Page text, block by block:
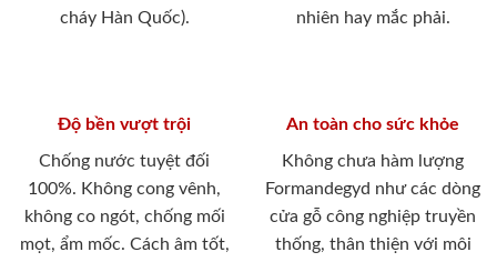
cháy Hàn Quốc).
nhiên hay mắc phải.
Độ bền vượt trội
Chống nước tuyệt đối
100%. Không cong vênh,
không co ngót, chống mối
mọt, ẩm mốc. Cách âm tốt,
An toàn cho sức khỏe
Không chưa hàm lượng
Formandegyd như các dòng
cửa gỗ công nghiệp truyền
thống, thân thiện với môi